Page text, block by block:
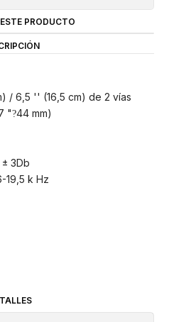
PRODUCTO
/ 6,5 '' (16,5 cm) de 2 vías
"?44 mm)
3Db
19,5 k Hz